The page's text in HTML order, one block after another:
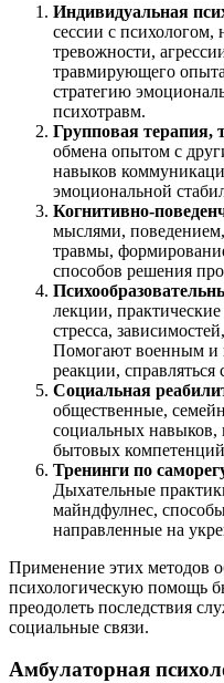
Индивидуальная
сессии с психологом,
тревожности,
травмирующего
стратегию
психотравм.
Групповая терапия,
обмена опытом с
навыков
эмоциональной
Когнитивно-
мыслями,
травмы,
способов решения
лекции,
стресса,
Помогают военным и
реакции, справляться
Социальная
общественные,
социальных навыков,
бытовых
Тренинги по
Дыхательные
майндфулнес,
направленные на
Применение этих методов
психологическую помощь
преодолеть последствия
социальные связи.
Амбулаторная